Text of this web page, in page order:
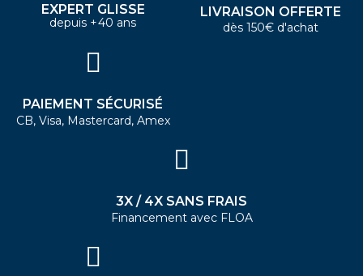
EXPERT GLISSE
depuis +40 ans
LIVRAISON OFFERTE
dès 150€ d'achat
PAIEMENT SÉCURISÉ
CB, Visa, Mastercard, Amex
3X / 4X SANS FRAIS
Financement avec FLOA